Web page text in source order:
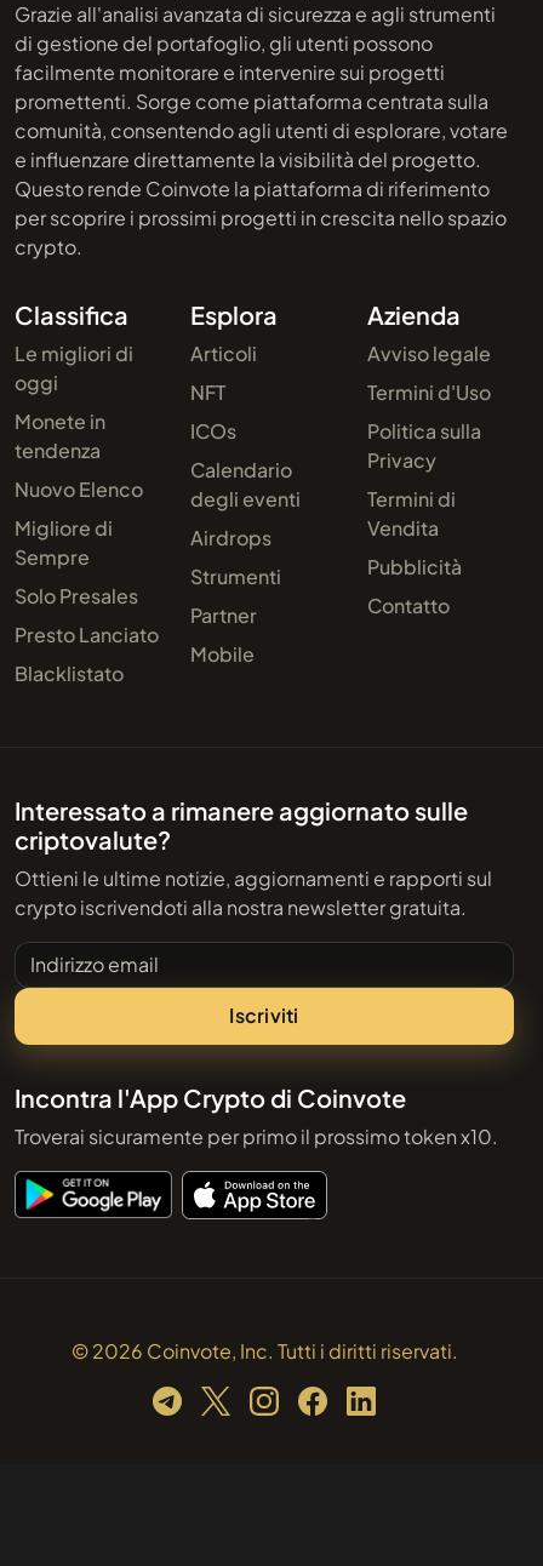
Grazie all'analisi avanzata di sicurezza e agli strumenti
di gestione del portafoglio, gli utenti possono
facilmente monitorare e intervenire sui progetti
promettenti. Sorge come piattaforma centrata sulla
comunità, consentendo agli utenti di esplorare, votare
e influenzare direttamente la visibilità del progetto.
Questo rende Coinvote la piattaforma di riferimento
per scoprire i prossimi progetti in crescita nello spazio
crypto.
Classifica
Le migliori di
oggi
Monete in
tendenza
Nuovo Elenco
Migliore di
Sempre
Solo Presales
Presto Lanciato
Blacklistato
Esplora
Articoli
NFT
ICOs
Calendario
degli eventi
Airdrops
Strumenti
Partner
Mobile
Azienda
Avviso legale
Termini d'Uso
Politica sulla
Privacy
Termini di
Vendita
Pubblicità
Contatto
Interessato a rimanere aggiornato sulle
criptovalute?
Ottieni le ultime notizie, aggiornamenti e rapporti sul
crypto iscrivendoti alla nostra newsletter gratuita.
Indirizzo email
Iscriviti
Incontra l'App Crypto di Coinvote
Troverai sicuramente per primo il prossimo token x10.
© 2026 Coinvote, Inc. Tutti i diritti riservati.